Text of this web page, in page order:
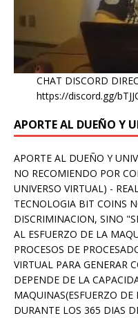
CHAT DISCORD
https://discord.gg/
APORTE AL DUEÑO Y
APORTE AL DUEÑO Y
NO RECOMIENDO POR
UNIVERSO VIRTUAL) -
TECNOLOGIA BIT COINS
DISCRIMINACION, SINO
AL ESFUERZO DE LA
PROCESOS DE
VIRTUAL PARA GENERAR
DEPENDE DE LA
MAQUINAS(ESFUERZO
DURANTE LOS 365 DIAS